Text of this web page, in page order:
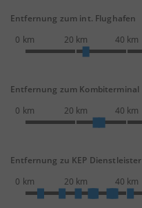
Entfernung zum int. Flughafen
0 km
20 km 40 km
Entfernung zum Kombiterminal
0 km
20 km 40 km
Entfernung zu KEP Dienstleister
0 km
20 km 40 km